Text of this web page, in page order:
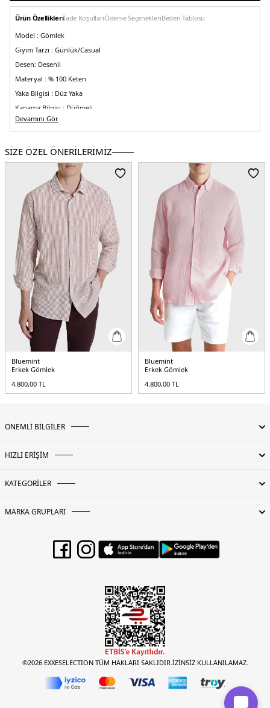
Ürün Özellikleriİade KoşullarıÖdeme SeçenekleriBeden Tablosu
Model : Gömlek
Giyim Tarzı : Günlük/Casual
Desen: Desenli
Materyal : % 100 Keten
Yaka Bilgisi : Düz Yaka
Kapama Bilgisi : Düğmeli
Kol Bilgisi :Kısa Kol
Üretim Yeri :Türkiye
5DY1BM25002294MS1129.42
Devamını Gör
SİZE ÖZEL ÖNERİLERİMİZ
Bluemint
Erkek Gömlek
4.800,00 TL
Bluemint
Erkek Gömlek
4.800,00 TL
ÖNEMLİ BİLGİLER
HIZLI ERİŞİM
KATEGORİLER
MARKA GRUPLARI
©2026 EXXESELECTION TÜM HAKLARI SAKLIDIR.İZİNSİZ KULLANILAMAZ.